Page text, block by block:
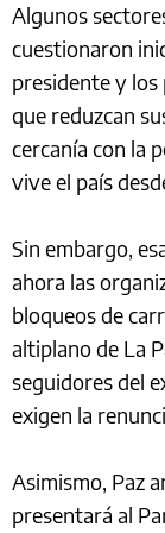
Algunos
cuestionaron
presidente y
que reduzcan
cercanía con la
vive el país
Sin embargo,
ahora las
bloqueos de
altiplano de La
seguidores del
exigen la
Asimismo, Paz
presentará al